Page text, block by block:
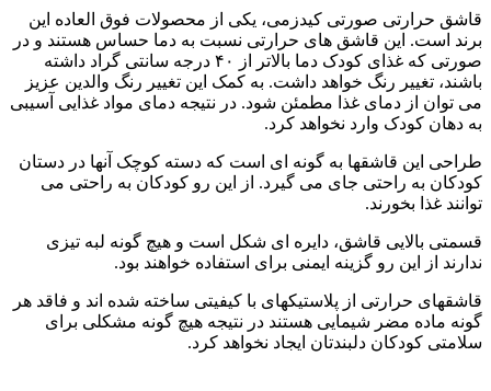
قاشق حرارتی صورتی کیدزمی، یکی از محصولات فوق العاده این
برند است. این قاشق های حرارتی نسبت به دما حساس هستند و در
صورتی که غذای کودک دما بالاتر از ۴۰ درجه سانتی گراد داشته
باشند، تغییر رنگ خواهد داشت. به کمک این تغییر رنگ والدین عزیز
می توان از دمای غذا مطمئن شود. در نتیجه دمای مواد غذایی آسیبی
به دهان کودک وارد نخواهد کرد.
طراحی این قاشقها به گونه ای است که دسته کوچک آنها در دستان
کودکان به راحتی جای می گیرد. از این رو کودکان به راحتی می
توانند غذا بخورند.
قسمتی بالایی قاشق، دایره ای شکل است و هیچ گونه لبه تیزی
ندارند از این رو گزینه ایمنی برای استفاده خواهند بود.
قاشقهای حرارتی از پلاستیکهای با کیفیتی ساخته شده اند و فاقد هر
گونه ماده مضر شیمایی هستند در نتیجه هیچ گونه مشکلی برای
سلامتی کودکان دلبندتان ایجاد نخواهد کرد.